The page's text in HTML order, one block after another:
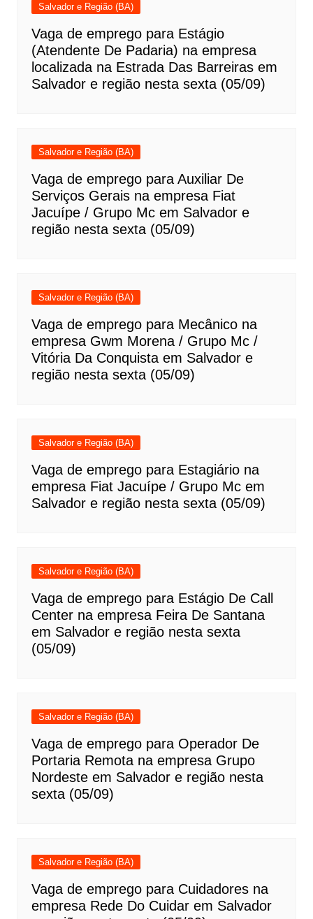
Salvador e Região (BA)
Vaga de emprego para Estágio
(Atendente De Padaria) na empresa
localizada na Estrada Das Barreiras em
Salvador e região nesta sexta (05/09)
Salvador e Região (BA)
Vaga de emprego para Auxiliar De
Serviços Gerais na empresa Fiat
Jacuípe / Grupo Mc em Salvador e
região nesta sexta (05/09)
Salvador e Região (BA)
Vaga de emprego para Mecânico na
empresa Gwm Morena / Grupo Mc /
Vitória Da Conquista em Salvador e
região nesta sexta (05/09)
Salvador e Região (BA)
Vaga de emprego para Estagiário na
empresa Fiat Jacuípe / Grupo Mc em
Salvador e região nesta sexta (05/09)
Salvador e Região (BA)
Vaga de emprego para Estágio De Call
Center na empresa Feira De Santana
em Salvador e região nesta sexta
(05/09)
Salvador e Região (BA)
Vaga de emprego para Operador De
Portaria Remota na empresa Grupo
Nordeste em Salvador e região nesta
sexta (05/09)
Salvador e Região (BA)
Vaga de emprego para Cuidadores na
empresa Rede Do Cuidar em Salvador